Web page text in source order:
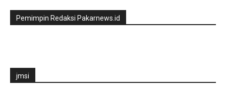
Pemimpin Redaksi Pakarnews.id
jmsi